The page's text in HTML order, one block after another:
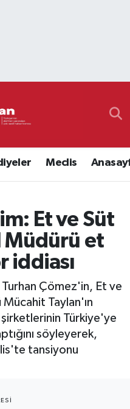
Meclis
Et ve Süt
Müdürü et
iddiası
Turhan Çömez'in, Et ve
Taylan'ın
Türkiye'ye
söyleyerek,
tansiyonu
Fikstür